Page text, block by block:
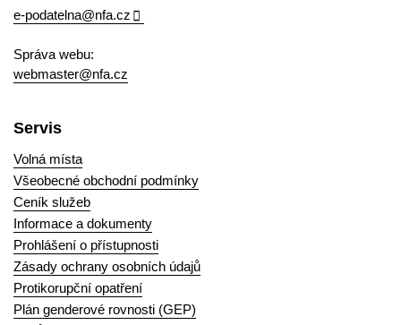
e-podatelna@nfa.cz
Správa webu:
webmaster@nfa.cz
Servis
Volná místa
Všeobecné obchodní podmínky
Ceník služeb
Informace a dokumenty
Prohlášení o přístupnosti
Zásady ochrany osobních údajů
Protikorupční opatření
Plán genderové rovnosti (GEP)